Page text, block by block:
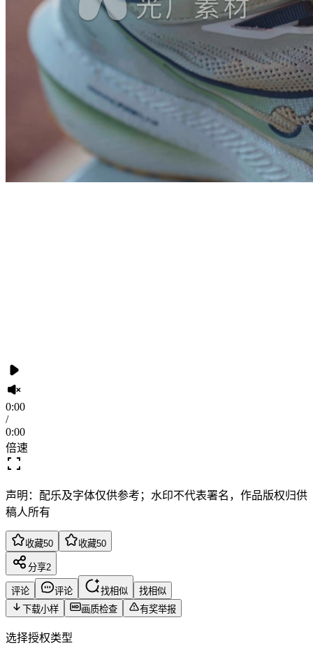
0:00
/
0:00
倍速
声明：配乐及字体仅供参考；水印不代表署名，作品版权归供
稿人所有
收藏50 收藏50
分享2
评论 评论 找相似
找相似
下载小样
画质检查 有奖举报
选择授权类型